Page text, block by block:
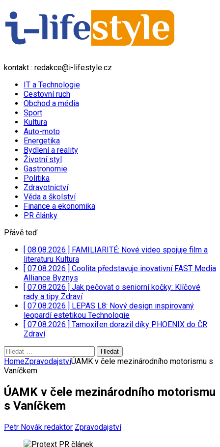
kontakt : redakce@i-lifestyle.cz
IT a Technologie
Cestovní ruch
Obchod a média
Sport
Kultura
Auto-moto
Energetika
Bydlení a reality
Životní styl
Gastronomie
Politika
Zdravotnictví
Věda a školství
Finance a ekonomika
PR články
Přávě teď
[ 08.08.2026 ] FAMILIARITÉ: Nové video spojuje film a
literaturu Kultura
[ 07.08.2026 ] Coolita představuje inovativní FAST Media
Alliance Byznys
[ 07.08.2026 ] Jak pečovat o seniorní kočky: Klíčové
rady a tipy Zdraví
[ 07.08.2026 ] LEPAS L8: Nový design inspirovaný
leopardí estetikou Technologie
[ 07.08.2026 ] Tamoxifen dorazil díky PHOENIX do ČR
Zdraví
Vyhledávání
HomeZpravodajstvíÚAMK v čele mezinárodního motorismu s
Vaníčkem
ÚAMK v čele mezinárodního motorismu
s Vaníčkem
Petr Novák redaktor Zpravodajství